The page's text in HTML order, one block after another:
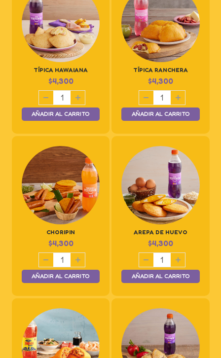
TÍPICA HAWAIANA
$4,300
AÑADIR AL CARRITO
TÍPICA RANCHERA
$4,300
AÑADIR AL CARRITO
CHORIPIN
$4,300
AÑADIR AL CARRITO
AREPA DE HUEVO
$4,300
AÑADIR AL CARRITO